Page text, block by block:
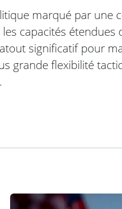
marqué par une
capacités
significatif pour
grande flexibilité